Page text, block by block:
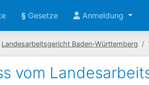
§ Gesetze Anmeldung
Landesarbeitsgericht Baden-Württemberg
vom